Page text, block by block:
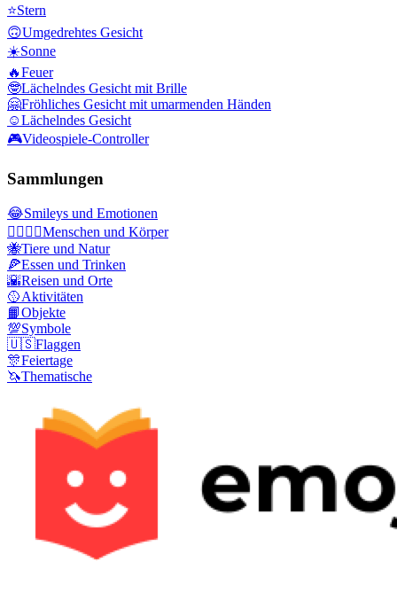
⭐Stern
🙃Umgedrehtes Gesicht
☀️Sonne
🔥Feuer
🤓Lächelndes Gesicht mit Brille
🤗Fröhliches Gesicht mit umarmenden Händen
☺️Lächelndes Gesicht
🎮Videospiele-Controller
Sammlungen
😂Smileys und Emotionen
👩‍❤️‍💋‍👨Menschen und Körper
🐝Tiere und Natur
🍕Essen und Trinken
🌇Reisen und Orte
🥎Aktivitäten
📙Objekte
💯Symbole
🇺🇸Flaggen
🎊Feiertage
🦄Thematische